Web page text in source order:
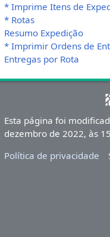
* Imprime Itens de
* Rotas
Resumo Expedição
* Imprimir Ordens de
Entregas por Rota
Esta página foi
dezembro de 2022, às
Política de privacidade